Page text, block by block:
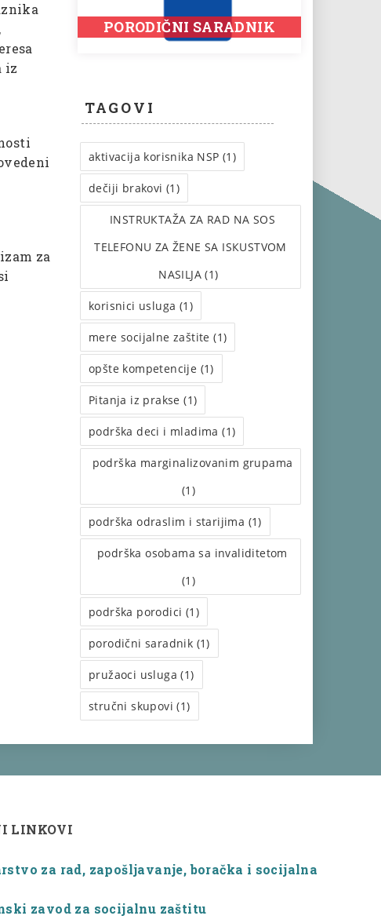
iz
za
PORODIČNI SARADNIK
TAGOVI
aktivacija korisnika NSP (1)
dečiji brakovi (1)
INSTRUКTAŽA ZA RAD NA SOS
TELEFONU ZA ŽENE SA ISКUSTVOM
NASILJA (1)
korisnici usluga (1)
mere socijalne zaštite (1)
opšte kompetencije (1)
Pitanja iz prakse (1)
podrška deci i mladima (1)
podrška marginalizovanim grupama
(1)
podrška odraslim i starijima (1)
podrška osobama sa invaliditetom
(1)
podrška porodici (1)
porodični saradnik (1)
pružaoci usluga (1)
stručni skupovi (1)
LINKOVI
za rad, zapošljavanje, boračka i socijalna
zavod za socijalnu zaštitu